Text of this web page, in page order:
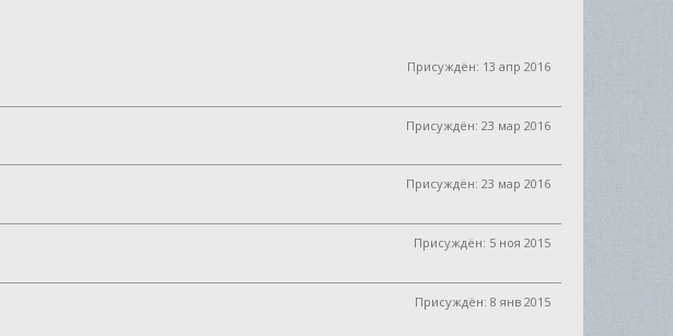
Присуждён: 13 апр 2016
Присуждён: 23 мар 2016
Присуждён: 23 мар 2016
Присуждён: 5 ноя 2015
Присуждён: 8 янв 2015